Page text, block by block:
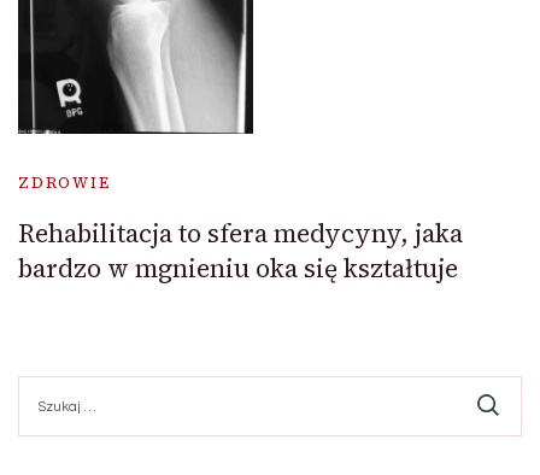
ZDROWIE
Rehabilitacja to sfera medycyny, jaka
bardzo w mgnieniu oka się kształtuje